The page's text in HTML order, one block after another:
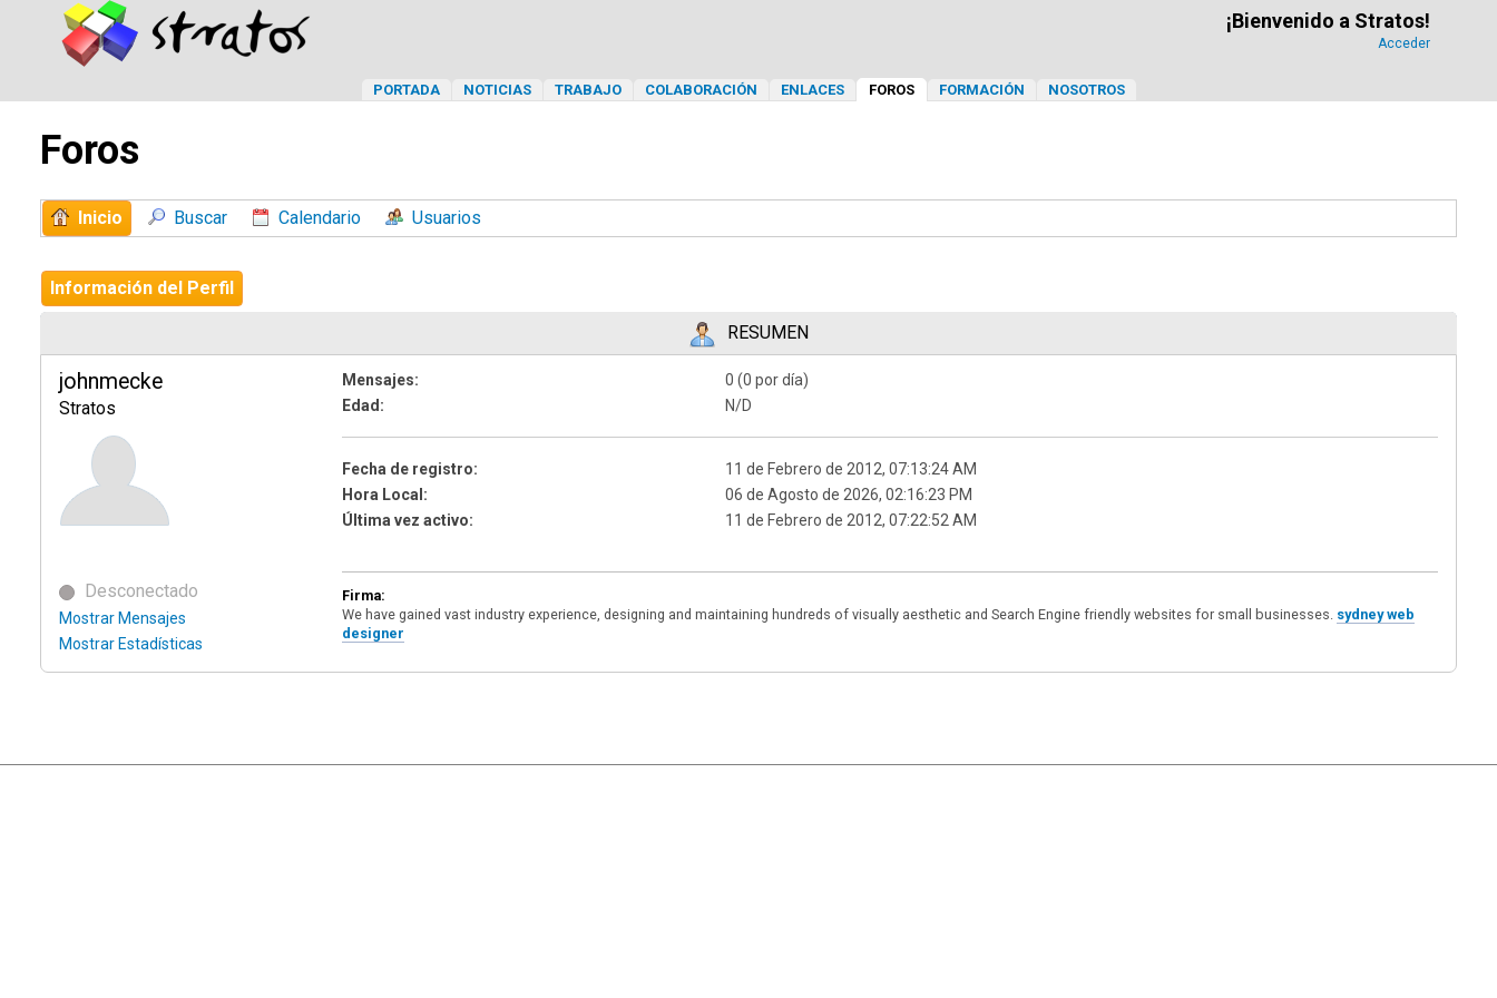
¡Bienvenido a Stratos!
Acceder
PORTADA NOTICIAS TRABAJO COLABORACIÓN ENLACES FOROS FORMACIÓN NOSOTROS
Foros
Inicio Buscar Calendario Usuarios
Información del Perfil
RESUMEN
johnmecke
Stratos
Desconectado
Mostrar Mensajes
Mostrar Estadísticas
Mensajes:
0 (0 por día)
Edad:
N/D
Fecha de registro:
11 de Febrero de 2012, 07:13:24 AM
Hora Local:
06 de Agosto de 2026, 02:16:23 PM
Última vez activo:
11 de Febrero de 2012, 07:22:52 AM
Firma:
We have gained vast industry experience, designing and maintaining hundreds of visually aesthetic and Search Engine friendly websites for small businesses. sydney web
designer